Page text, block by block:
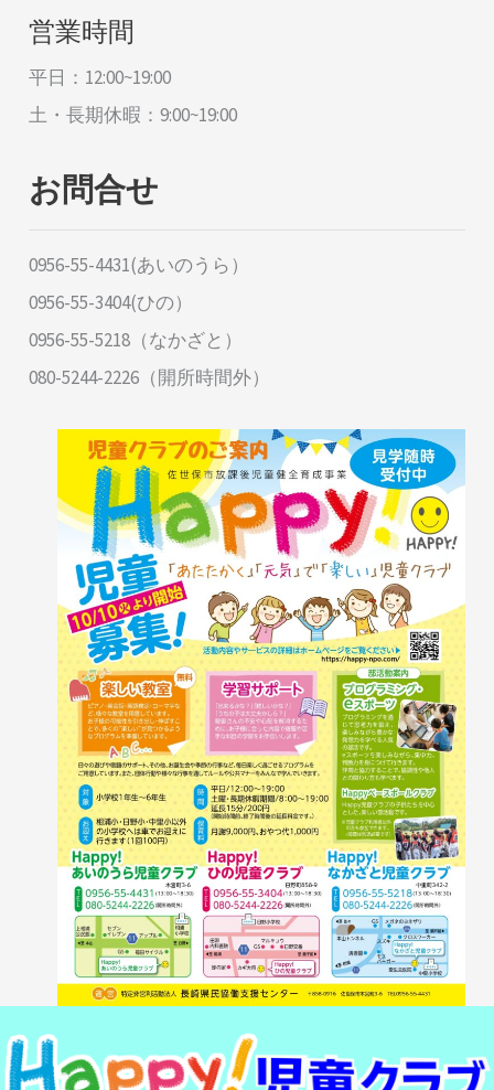
営業時間
平日：12:00~19:00
土・長期休暇：9:00~19:00
お問合せ
0956-55-4431(あいのうら）
0956-55-3404(ひの）
0956-55-5218（なかざと）
080-5244-2226（開所時間外）